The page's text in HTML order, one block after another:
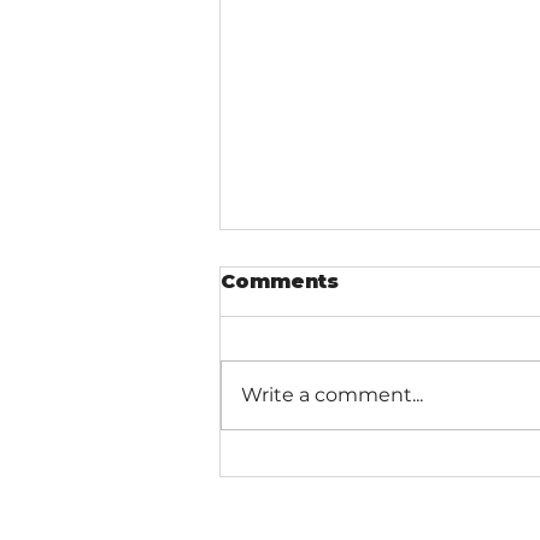
Comments
Write a comment...